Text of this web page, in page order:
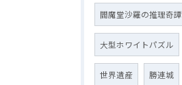
閻魔堂沙羅の推理奇譚
大型ホワイトパズル
世界遺産 勝連城